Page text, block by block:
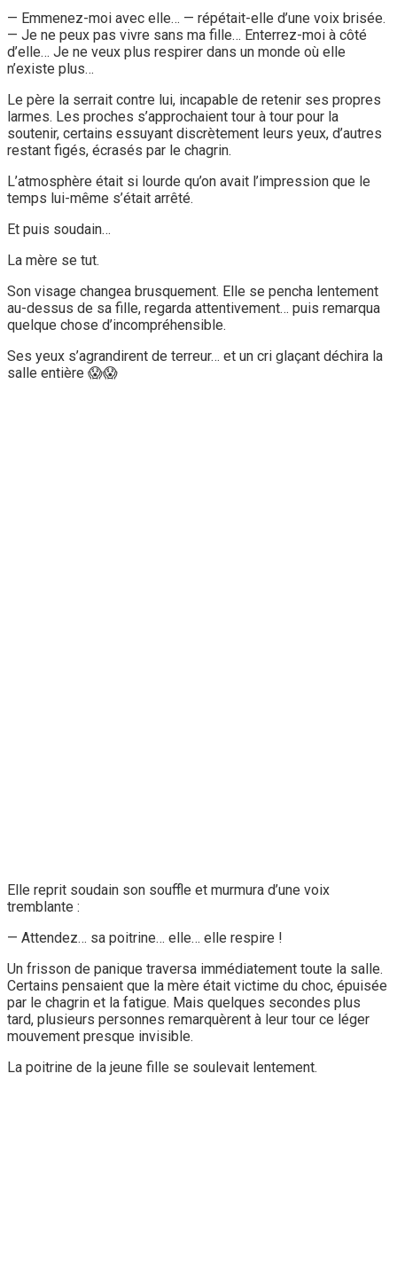
— Emmenez-moi avec elle… — répétait-elle d’une voix brisée.
— Je ne peux pas vivre sans ma fille… Enterrez-moi à côté
d’elle… Je ne veux plus respirer dans un monde où elle
n’existe plus…
Le père la serrait contre lui, incapable de retenir ses propres
larmes. Les proches s’approchaient tour à tour pour la
soutenir, certains essuyant discrètement leurs yeux, d’autres
restant figés, écrasés par le chagrin.
L’atmosphère était si lourde qu’on avait l’impression que le
temps lui-même s’était arrêté.
Et puis soudain…
La mère se tut.
Son visage changea brusquement. Elle se pencha lentement
au-dessus de sa fille, regarda attentivement… puis remarqua
quelque chose d’incompréhensible.
Ses yeux s’agrandirent de terreur… et un cri glaçant déchira la
salle entière 😱😱
Elle reprit soudain son souffle et murmura d’une voix
tremblante :
— Attendez… sa poitrine… elle… elle respire !
Un frisson de panique traversa immédiatement toute la salle.
Certains pensaient que la mère était victime du choc, épuisée
par le chagrin et la fatigue. Mais quelques secondes plus
tard, plusieurs personnes remarquèrent à leur tour ce léger
mouvement presque invisible.
La poitrine de la jeune fille se soulevait lentement.